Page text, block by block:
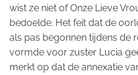
wist ze niet of Onze Lieve
bedoelde. Het feit dat de
als pas begonnen tijdens de
vormde voor zuster Lucia
merkt op dat de annexatie